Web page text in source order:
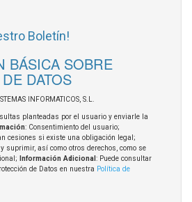
Boletín!
BÁSICA SOBRE
DATOS
INFORMATICOS, S.L.
planteadas por el usuario y enviarle la
: Consentimiento del usuario;
cesiones si existe una obligación legal;
suprimir, así como otros derechos, como se
Información Adicional : Puede consultar
de Datos en nuestra Política de